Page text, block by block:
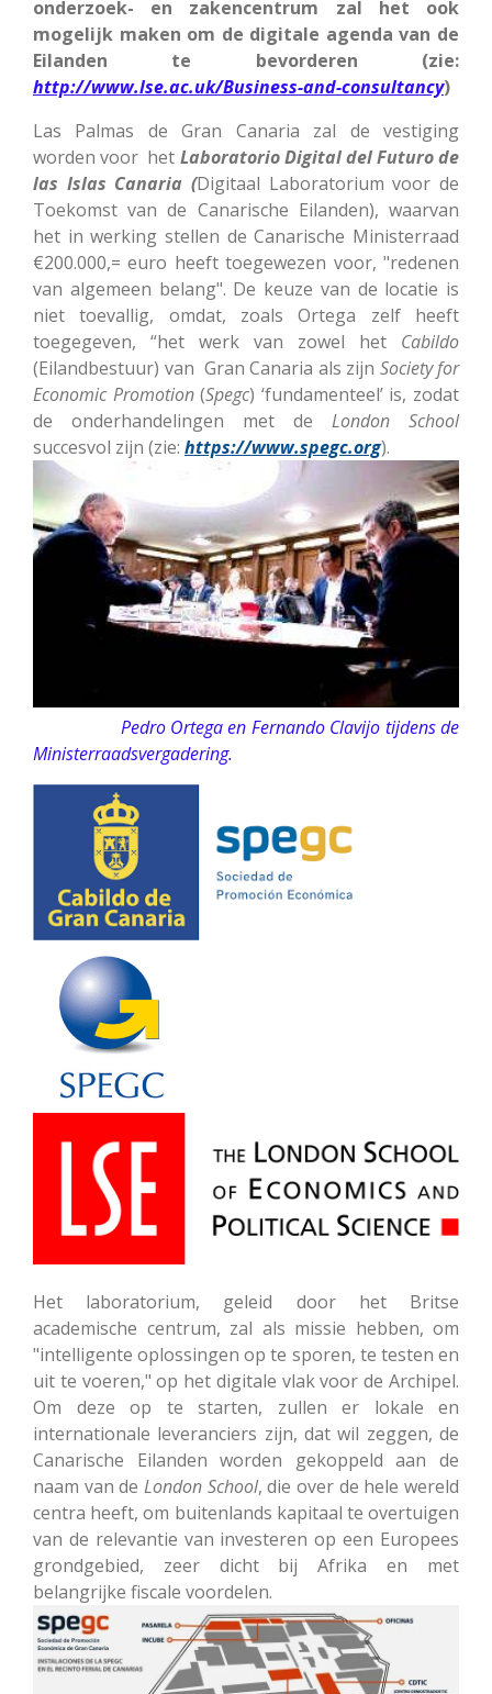
onderzoek- en zakencentrum zal het ook
mogelijk maken om de digitale agenda van de
Eilanden te bevorderen (zie:
http://www.lse.ac.uk/Business-and-consultancy)
Las Palmas de Gran Canaria zal de vestiging
worden voor het Laboratorio Digital del Futuro de
las Islas Canaria (Digitaal Laboratorium voor de
Toekomst van de Canarische Eilanden), waarvan
het in werking stellen de Canarische Ministerraad
€200.000,= euro heeft toegewezen voor, "redenen
van algemeen belang". De keuze van de locatie is
niet toevallig, omdat, zoals Ortega zelf heeft
toegegeven, “het werk van zowel het Cabildo
(Eilandbestuur) van Gran Canaria als zijn Society for
Economic Promotion(Spegc) ‘fundamenteel’ is, zodat
de onderhandelingen met de London School
succesvol zijn (zie: https://www.spegc.org).
Pedro Ortega en Fernando Clavijo tijdens de
Ministerraadsvergadering.
Het laboratorium, geleid door het Britse
academische centrum, zal als missie hebben, om
"intelligente oplossingen op te sporen, te testen en
uit te voeren," op het digitale vlak voor de Archipel.
Om deze op te starten, zullen er lokale en
internationale leveranciers zijn, dat wil zeggen, de
Canarische Eilanden worden gekoppeld aan de
naam van de London School, die over de hele wereld
centra heeft, om buitenlands kapitaal te overtuigen
van de relevantie van investeren op een Europees
grondgebied, zeer dicht bij Afrika en met
belangrijke fiscale voordelen.